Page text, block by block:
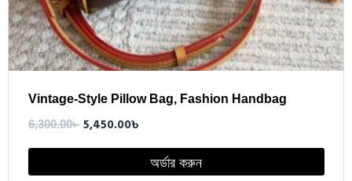
Vintage-Style Pillow Bag, Fashion Handbag
6,300.00৳ 5,450.00৳
অর্ডার করুন